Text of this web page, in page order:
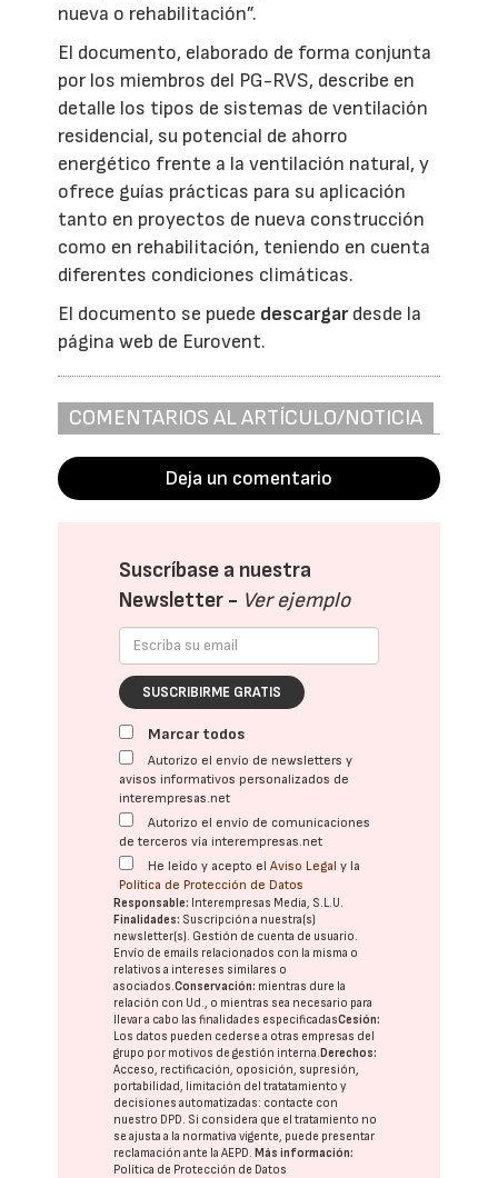
nueva o rehabilitación”.
El documento, elaborado de forma conjunta
por los miembros del PG-RVS, describe en
detalle los tipos de sistemas de ventilación
residencial, su potencial de ahorro
energético frente a la ventilación natural, y
ofrece guías prácticas para su aplicación
tanto en proyectos de nueva construcción
como en rehabilitación, teniendo en cuenta
diferentes condiciones climáticas.
El documento se puede descargardesde la
página web de Eurovent.
COMENTARIOS AL ARTÍCULO/NOTICIA
Deja un comentario
Suscríbase a nuestra
Newsletter - Ver ejemplo
SUSCRIBIRME GRATIS
Marcar todos
Autorizo el envío de newsletters y
avisos informativos personalizados de
interempresas.net
Autorizo el envío de comunicaciones
de terceros vía interempresas.net
He leído y acepto elAviso Legal y la
Política de Protección de Datos
Responsable: Interempresas Media, S.L.U.
Finalidades: Suscripción a nuestra(s)
newsletter(s). Gestión de cuenta de usuario.
Envío de emails relacionados con la misma o
relativos a intereses similares o
asociados.Conservación: mientras dure la
relación con Ud., o mientras sea necesario para
llevar a cabo las finalidades especificadasCesión:
Los datos pueden cederse a otras empresas del
grupo por motivos de gestión interna.Derechos:
Acceso, rectificación, oposición, supresión,
portabilidad, limitación del tratatamiento y
decisiones automatizadas: contacte con
nuestro DPD. Si considera que el tratamiento no
se ajusta a la normativa vigente, puede presentar
reclamación ante laAEPD.Más información:
Política de Protección de Datos